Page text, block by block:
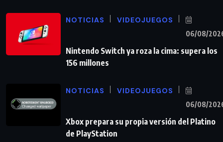
NOTICIAS VIDEOJUEGOS
06/08/
Nintendo Switch ya roza la cima: supera los
156 millones
NOTICIAS VIDEOJUEGOS
06/08/
Xbox prepara su propia versión del Platino
de PlayStation